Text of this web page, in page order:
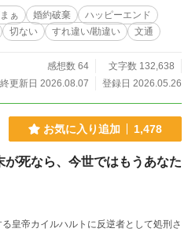
ぁ 婚約破棄
ハッピーエンド
切ない すれ違い/勘違い 文通
感想数 64
文字数 132,638
更新日 2026.08.07
登録日 2026.05.26
お気に入り追加 1,478
が死なら、今世ではもうあなた
皇帝カイルハルトに反逆者として処刑さ